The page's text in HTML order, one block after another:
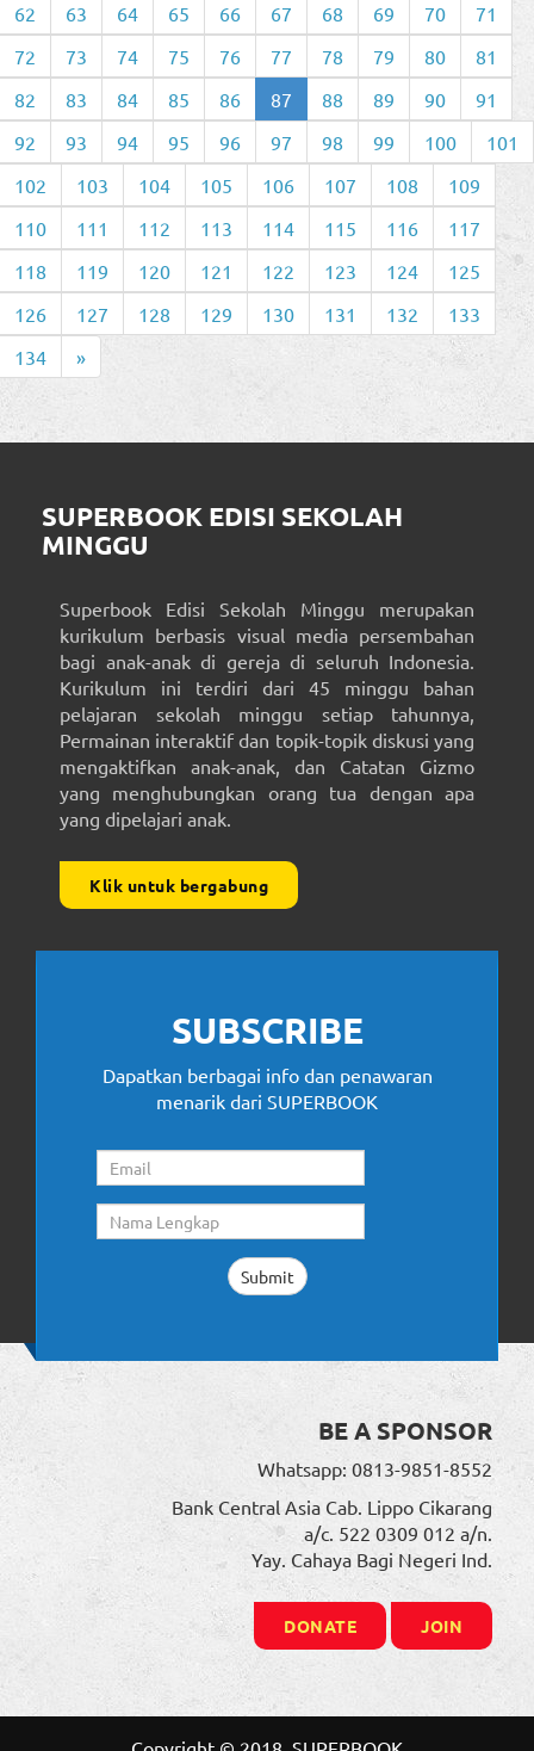
62
63 64 65 66 67 68 69 70
71
72
73 74 75 76 77 78 79 80
81
82
83 84 85 86 87 88 89 90
91
92
93 94 95 96 97 98 99 100
101
102
103 104 105 106 107 108
109
110
111 112 113 114 115 116
117
118
119 120 121 122 123 124
125
126
127 128 129 130 131 132
133
134
»
SUPERBOOK EDISI SEKOLAH
MINGGU
Superbook Edisi Sekolah Minggu merupakan
kurikulum berbasis visual media persembahan
bagi anak-anak di gereja di seluruh Indonesia.
Kurikulum ini terdiri dari 45 minggu bahan
pelajaran sekolah minggu setiap tahunnya,
Permainan interaktif dan topik-topik diskusi yang
mengaktifkan anak-anak, dan Catatan Gizmo
yang menghubungkan orang tua dengan apa
yang dipelajari anak.
Klik untuk bergabung
SUBSCRIBE
Dapatkan berbagai info dan penawaran
menarik dari SUPERBOOK
BE A SPONSOR
Whatsapp: 0813-9851-8552
Bank Central Asia Cab. Lippo Cikarang
a/c. 522 0309 012 a/n.
Yay. Cahaya Bagi Negeri Ind.
DONATE JOIN